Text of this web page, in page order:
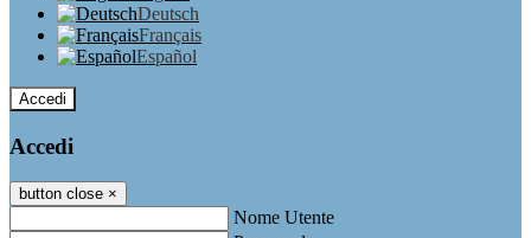
Deutsch
Français
Español
Accedi
Accedi
button close ×
Nome Utente